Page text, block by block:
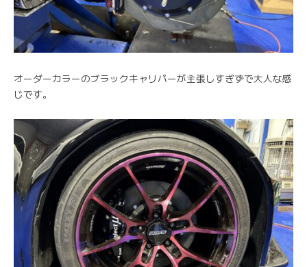
オーダーカラーのブラックキャリパーが主張しすぎずで大人な感
じです。